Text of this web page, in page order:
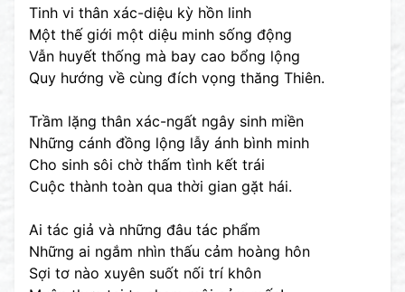
Tinh vi thân xác-diệu kỳ hồn linh
Một thế giới một diệu minh sống động
Vẫn huyết thống mà bay cao bổng lộng
Quy hướng về cùng đích vọng thăng Thiên.
Trầm lặng thân xác-ngất ngây sinh miền
Những cánh đồng lộng lẫy ánh bình minh
Cho sinh sôi chờ thấm tình kết trái
Cuộc thành toàn qua thời gian gặt hái.
Ai tác giả và những đâu tác phẩm
Những ai ngắm nhìn thấu cảm hoàng hôn
Sợi tơ nào xuyên suốt nối trí khôn